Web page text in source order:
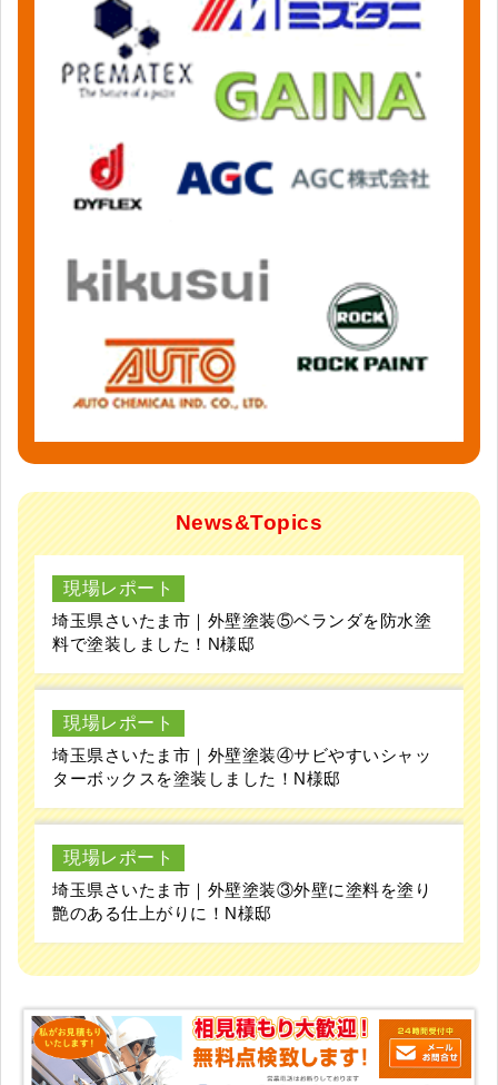
News&Topics
現場レポート
埼玉県さいたま市｜外壁塗装⑤ベランダを防水塗
料で塗装しました！N様邸
現場レポート
埼玉県さいたま市｜外壁塗装④サビやすいシャッ
ターボックスを塗装しました！N様邸
現場レポート
埼玉県さいたま市｜外壁塗装③外壁に塗料を塗り
艶のある仕上がりに！N様邸